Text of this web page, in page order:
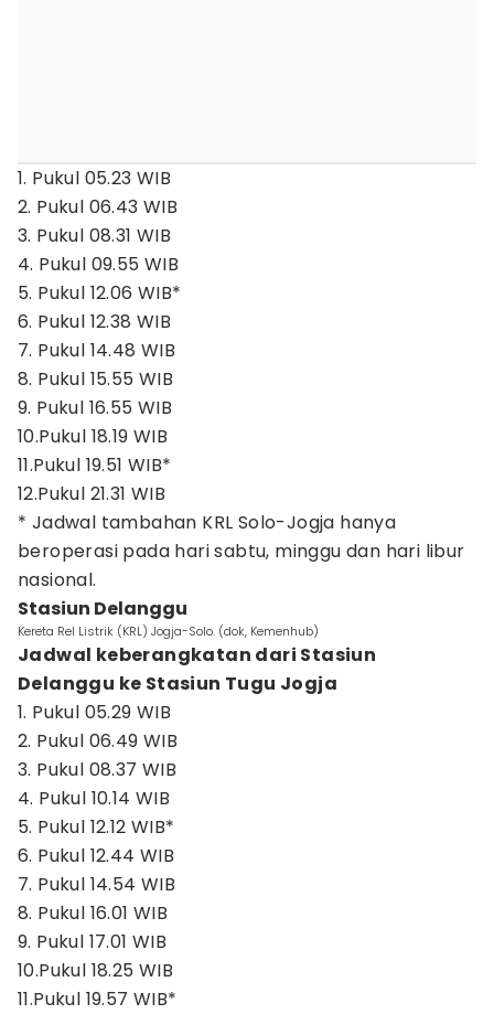
1. Pukul 05.23 WIB
2. Pukul 06.43 WIB
3. Pukul 08.31 WIB
4. Pukul 09.55 WIB
5. Pukul 12.06 WIB*
6. Pukul 12.38 WIB
7. Pukul 14.48 WIB
8. Pukul 15.55 WIB
9. Pukul 16.55 WIB
10.Pukul 18.19 WIB
11.Pukul 19.51 WIB*
12.Pukul 21.31 WIB
* Jadwal tambahan KRL Solo-Jogja hanya
beroperasi pada hari sabtu, minggu dan hari libur
nasional.
Stasiun Delanggu
Kereta Rel Listrik (KRL) Jogja-Solo. (dok, Kemenhub)
Jadwal keberangkatan dari Stasiun
Delanggu ke Stasiun Tugu Jogja
1. Pukul 05.29 WIB
2. Pukul 06.49 WIB
3. Pukul 08.37 WIB
4. Pukul 10.14 WIB
5. Pukul 12.12 WIB*
6. Pukul 12.44 WIB
7. Pukul 14.54 WIB
8. Pukul 16.01 WIB
9. Pukul 17.01 WIB
10.Pukul 18.25 WIB
11.Pukul 19.57 WIB*